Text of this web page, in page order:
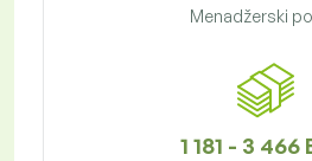
Menadžerski
1 181 - 3 466